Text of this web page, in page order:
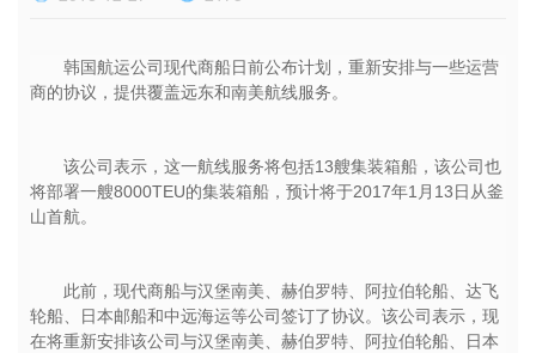
韩国航运公司现代商船日前公布计划，重新安排与一些运营
商的协议，提供覆盖远东和南美航线服务。
该公司表示，这一航线服务将包括13艘集装箱船，该公司也
将部署一艘8000TEU的集装箱船，预计将于2017年1月13日从釜
山首航。
此前，现代商船与汉堡南美、赫伯罗特、阿拉伯轮船、达飞
轮船、日本邮船和中远海运等公司签订了协议。该公司表示，现
在将重新安排该公司与汉堡南美、赫伯罗特、阿拉伯轮船、日本